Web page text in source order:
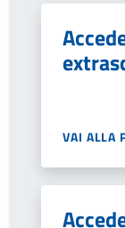
VAI ALLA